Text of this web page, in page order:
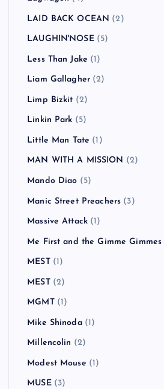
LAID BACK OCEAN (2)
LAUGHIN'NOSE(5)
Less Than Jake (1)
Liam Gallagher (2)
Limp Bizkit (2)
Linkin Park (5)
Little Man Tate (1)
MAN WITH A MISSION (2)
Mando Diao (5)
Manic Street Preachers (3)
Massive Attack (1)
Me First and the Gimme Gimmes
MEST(1)
MEST(2)
MGMT(1)
Mike Shinoda(1)
Millencolin (2)
Modest Mouse (1)
MUSE(3)